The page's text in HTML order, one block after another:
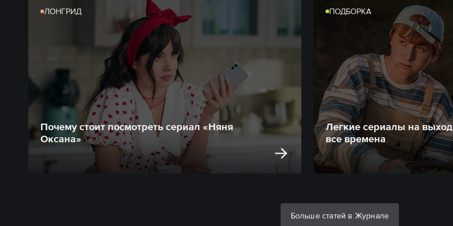
ЛОНГРИД
Почему стоит посмотреть сериал «Няня
Оксана»
ПОДБОРКА
Легкие сериалы на
все времена
Больше статей в Журнале